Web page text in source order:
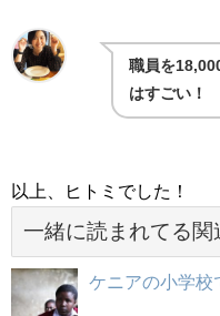
職員を
はすごい！
以上、ヒトミでした！
一緒に読まれてる関
ケニアの小学校